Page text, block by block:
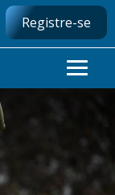
Registre-se